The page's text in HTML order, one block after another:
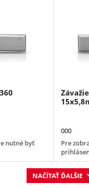
nutné byť
000
Pre
NAČÍTAŤ ĎALŠIE